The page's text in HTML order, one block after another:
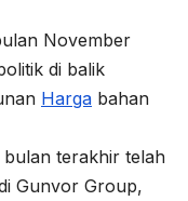
November
di balik
Harga bahan
terakhir telah
Gunvor Group,